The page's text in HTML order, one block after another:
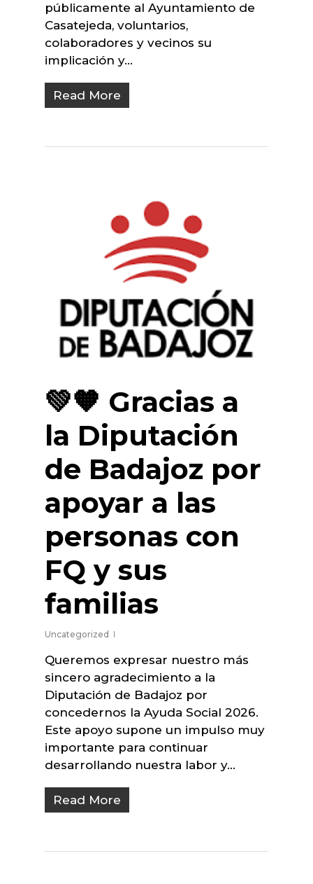
públicamente al Ayuntamiento de
Casatejeda, voluntarios,
colaboradores y vecinos su
implicación y…
Read More
💚🧡 Gracias a
la Diputación
de Badajoz por
apoyar a las
personas con
FQ y sus
familias
Uncategorized
Queremos expresar nuestro más
sincero agradecimiento a la
Diputación de Badajoz por
concedernos la Ayuda Social 2026.
Este apoyo supone un impulso muy
importante para continuar
desarrollando nuestra labor y…
Read More